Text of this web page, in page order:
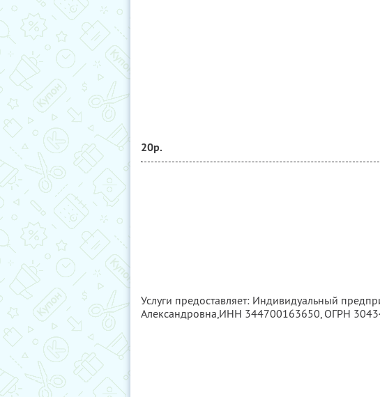
20р.
Услуги предоставляет: Индивидуальный
Александровна,ИНН 344700163650, ОГРН